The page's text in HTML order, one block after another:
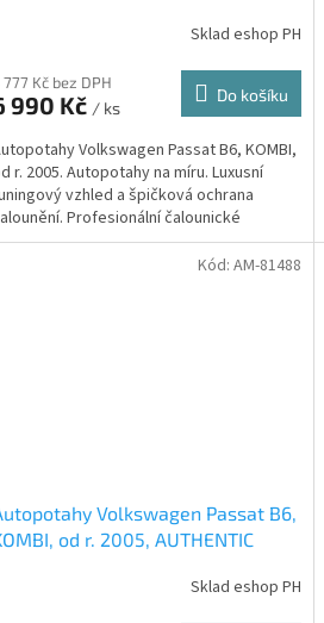
Sklad eshop PH
777 Kč bez DPH
990 Kč / ks
Do košíku
Volkswagen Passat B6, KOMBI,
r. 2005. Autopotahy na míru. Luxusní
vzhled a špičková ochrana
Profesionální čalounické
Dvojité...
Volkswagen Passat B6,
od r. 2005, AUTHENTIC
Sklad eshop PH
Kód: AM-81488